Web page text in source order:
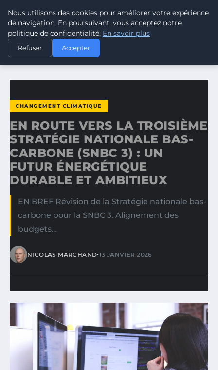
CLIMATE RESPONSE BLOG
ACCUEIL
CHANGEMENT CLIMATIQUE
EN ROUTE VERS LA TROISIÈME STRATÉGIE NATIONALE…
CHANGEMENT CLIMATIQUE
EN ROUTE VERS LA TROISIÈME
STRATÉGIE NATIONALE BAS-
CARBONE (SNBC 3) : UN
FUTUR ÉNERGÉTIQUE
DURABLE ET AMBITIEUX
EN BREF Révision de la Stratégie nationale bas-
carbone pour la SNBC 3. Alignement des
budgets…
NICOLAS MARCHAND•13 JANVIER 2026
Nous utilisons des cookies pour améliorer votre expérience
de navigation. En poursuivant, vous acceptez notre
politique de confidentialité. En savoir plus
Refuser Accepter